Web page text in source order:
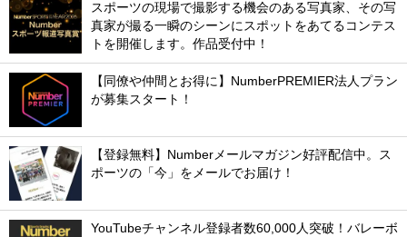
スポーツの現場で撮影する機会のある写真家、その写
真家が撮る一瞬のシーンにスポットをあてるコンテス
トを開催します。作品受付中！
【同僚や仲間とお得に】NumberPREMIER法人プラン
が募集スタート！
【登録無料】Numberメールマガジン好評配信中。ス
ポーツの「今」をメールでお届け！
YouTubeチャンネル登録者数60,000人突破！バレーボ